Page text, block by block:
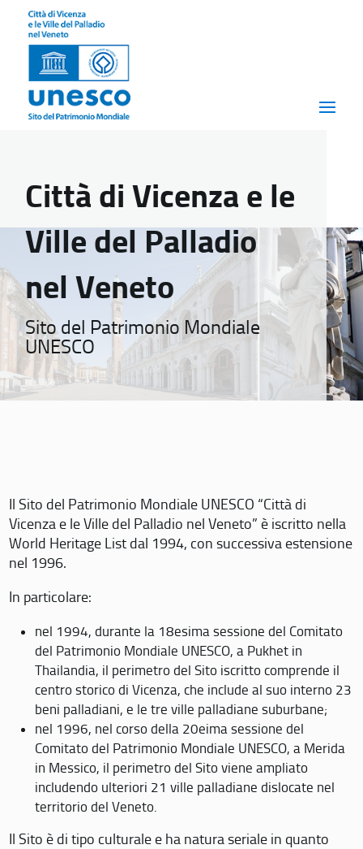
Città di Vicenza e le
Ville del Palladio
nel Veneto
Sito del Patrimonio Mondiale
UNESCO
Il Sito del Patrimonio Mondiale UNESCO “Città di
Vicenza e le Ville del Palladio nel Veneto” è iscritto nella
World Heritage List dal 1994, con successiva estensione
nel 1996.
In particolare:
nel 1994, durante la 18esima sessione del Comitato
del Patrimonio Mondiale UNESCO, a Pukhet in
Thailandia, il perimetro del Sito iscritto comprende il
centro storico di Vicenza, che include al suo interno 23
beni palladiani, e le tre ville palladiane suburbane;
nel 1996, nel corso della 20eima sessione del
Comitato del Patrimonio Mondiale UNESCO, a Merida
in Messico, il perimetro del Sito viene ampliato
includendo ulteriori 21 ville palladiane dislocate nel
territorio del Veneto.
Il Sito è di tipo culturale e ha natura seriale in quanto